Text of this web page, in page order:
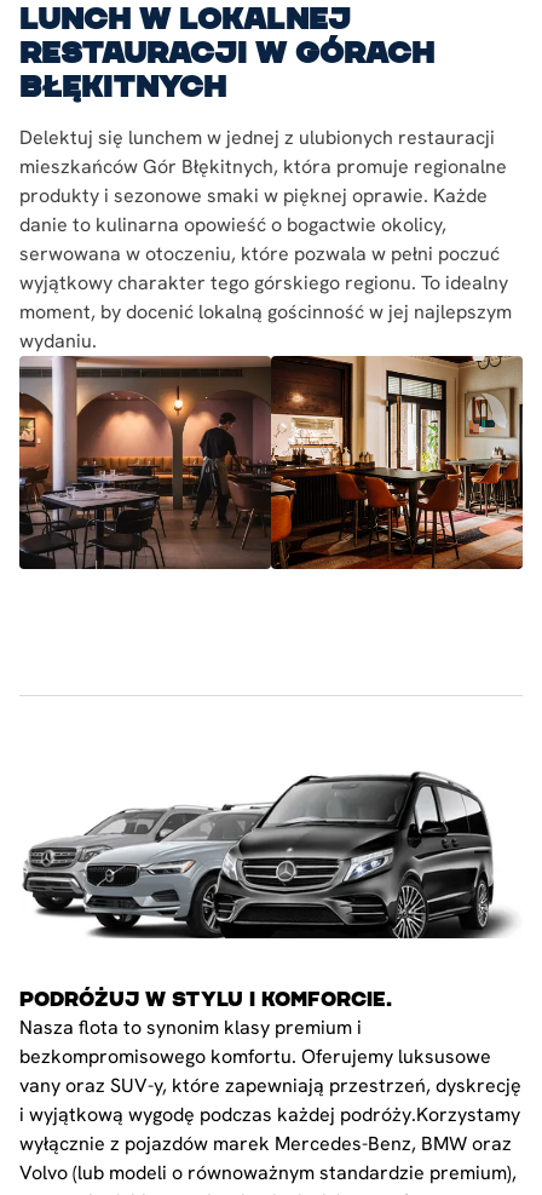
Lunch w lokalnej
restauracji w Górach
Błękitnych
Delektuj się lunchem w jednej z ulubionych restauracji
mieszkańców Gór Błękitnych, która promuje regionalne
produkty i sezonowe smaki w pięknej oprawie. Każde
danie to kulinarna opowieść o bogactwie okolicy,
serwowana w otoczeniu, które pozwala w pełni poczuć
wyjątkowy charakter tego górskiego regionu. To idealny
moment, by docenić lokalną gościnność w jej najlepszym
wydaniu.
PODRÓŻUJ W STYLU I KOMFORCIE.
Nasza flota to synonim klasy premium i
bezkompromisowego komfortu. Oferujemy luksusowe
vany oraz SUV-y, które zapewniają przestrzeń, dyskrecję
i wyjątkową wygodę podczas każdej podróży.Korzystamy
wyłącznie z pojazdów marek Mercedes-Benz, BMW oraz
Volvo (lub modeli o równoważnym standardzie premium),